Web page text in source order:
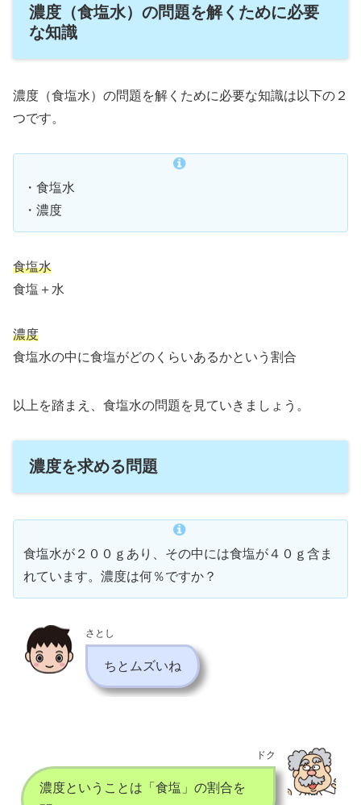
濃度（食塩水）の問題を解くために必要
な知識
濃度（食塩水）の問題を解くために必要な知識は以下の２
つです。
・食塩水
・濃度
食塩水
食塩＋水
濃度
食塩水の中に食塩がどのくらいあるかという割合
以上を踏まえ、食塩水の問題を見ていきましょう。
濃度を求める問題
食塩水が２００ｇあり、その中には食塩が４０ｇ含ま
れています。濃度は何％ですか？
さとし
ちとムズいね
ドク
濃度ということは「食塩」の割合を